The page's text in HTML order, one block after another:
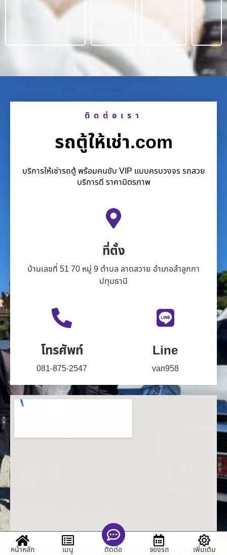
ติดต่อเรา
รถตู้ให้เช่า.com
บริการให้เช่ารถตู้ พร้อมคนขับ VIP แบบครบวงจร รถสวย
บริการดี ราคามิตรภาพ
ที่ตั้ง
บ้านเลขที่ 51 70 หมู่ 9 ตำบล ลาดสวาย อำเภอลำลูกกา
ปทุมธานี
โทรศัพท์
081-875-2547
Line
van958
หน้าหลัก เมนู ติดต่อ จองรถ เพิ่มเติม